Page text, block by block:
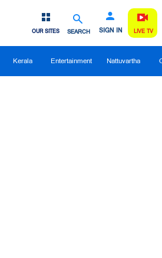
SEARCH SIGN IN
OUR SITES LIVE TV
Kerala Entertainment Nattuvartha